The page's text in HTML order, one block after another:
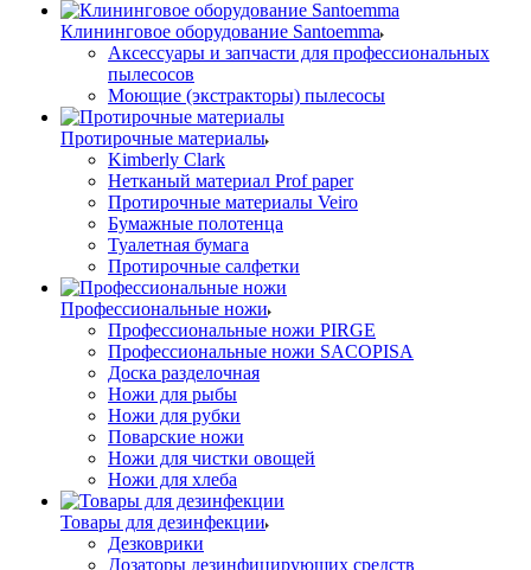
Клининговое оборудование Santoemma
Аксессуары и запчасти для профессиональных
пылесосов
Моющие (экстракторы) пылесосы
Протирочные материалы
Kimberly Clark
Нетканый материал Prof paper
Протирочные материалы Veiro
Бумажные полотенца
Туалетная бумага
Протирочные салфетки
Профессиональные ножи
Профессиональные ножи PIRGE
Профессиональные ножи SACOPISA
Доска разделочная
Ножи для рыбы
Ножи для рубки
Поварские ножи
Ножи для чистки овощей
Ножи для хлеба
Товары для дезинфекции
Дезковрики
Дозаторы дезинфицирующих средств